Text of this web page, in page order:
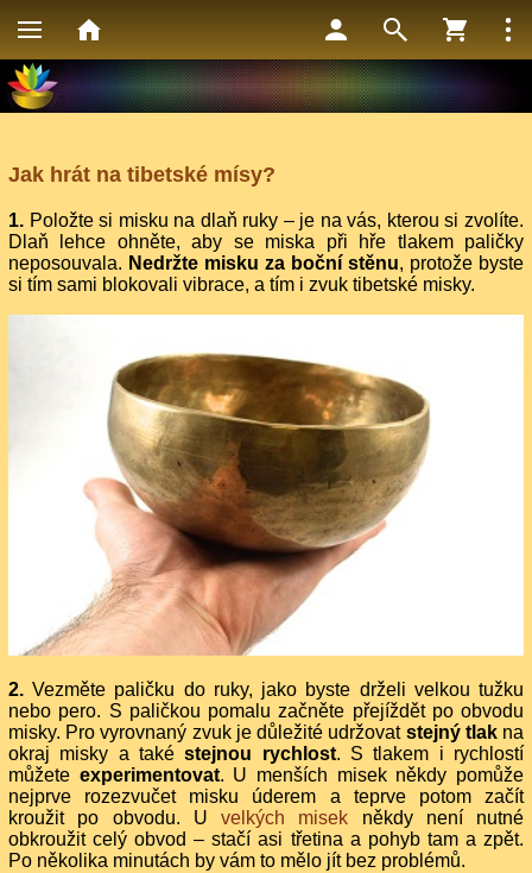
Jak hrát na tibetské mísy?
1. Položte si misku na dlaň ruky – je na vás, kterou si zvolíte.
Dlaň lehce ohněte, aby se miska při hře tlakem paličky
neposouvala. Nedržte misku za boční stěnu, protože byste
si tím sami blokovali vibrace, a tím i zvuk tibetské misky.
2. Vezměte paličku do ruky, jako byste drželi velkou tužku
nebo pero. S paličkou pomalu začněte přejíždět po obvodu
misky. Pro vyrovnaný zvuk je důležité udržovat stejný tlakna
okraj misky a takéstejnou rychlost. S tlakem i rychlostí
můžete experimentovat. U menších misek někdy pomůže
nejprve rozezvučet misku úderem a teprve potom začít
kroužit po obvodu. U velkých misek někdy není nutné
obkroužit celý obvod – stačí asi třetina a pohyb tam a zpět.
Po několika minutách by vám to mělo jít bez problémů.